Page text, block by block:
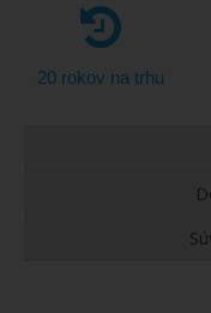
20 rokov na trhu